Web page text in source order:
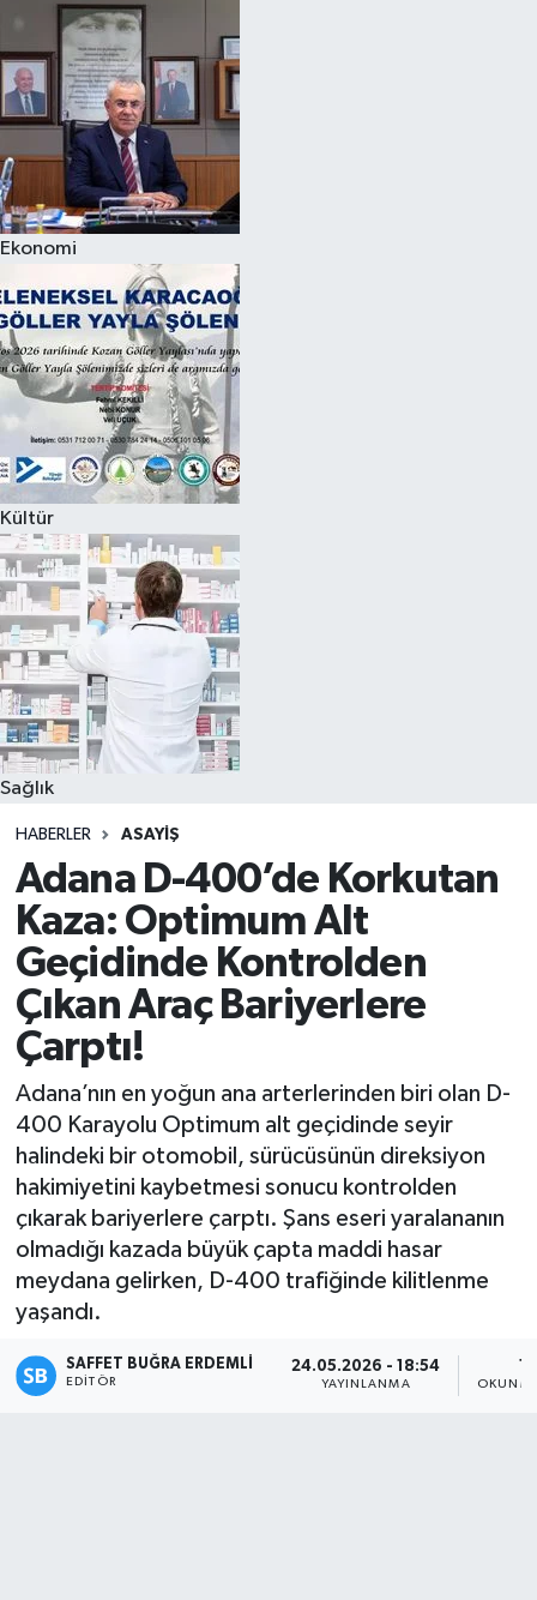
Ekonomi
Kültür
Sağlık
HABERLER ASAYIŞ
Adana D-400’de Korkutan
Kaza: Optimum Alt
Geçidinde Kontrolden
Çıkan Araç Bariyerlere
Çarptı!
Adana’nın en yoğun ana arterlerinden biri olan D-
400 Karayolu Optimum alt geçidinde seyir
halindeki bir otomobil, sürücüsünün direksiyon
hakimiyetini kaybetmesi sonucu kontrolden
çıkarak bariyerlere çarptı. Şans eseri yaralananın
olmadığı kazada büyük çapta maddi hasar
meydana gelirken, D-400 trafiğinde kilitlenme
yaşandı.
SAFFET BUĞRA ERDEMLI
EDITÖR
24.05.2026 - 18:54
YAYINLANMA